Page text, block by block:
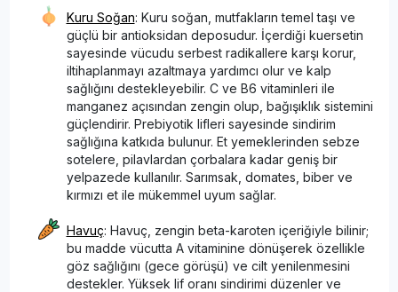
Kuru Soğan: Kuru soğan, mutfakların temel taşı ve
güçlü bir antioksidan deposudur. İçerdiği kuersetin
sayesinde vücudu serbest radikallere karşı korur,
iltihaplanmayı azaltmaya yardımcı olur ve kalp
sağlığını destekleyebilir. C ve B6 vitaminleri ile
manganez açısından zengin olup, bağışıklık sistemini
güçlendirir. Prebiyotik lifleri sayesinde sindirim
sağlığına katkıda bulunur. Et yemeklerinden sebze
sotelere, pilavlardan çorbalara kadar geniş bir
yelpazede kullanılır. Sarımsak, domates, biber ve
kırmızı et ile mükemmel uyum sağlar.
Havuç: Havuç, zengin beta-karoten içeriğiyle bilinir;
bu madde vücutta A vitaminine dönüşerek özellikle
göz sağlığını (gece görüşü) ve cilt yenilenmesini
destekler. Yüksek lif oranı sindirimi düzenler ve